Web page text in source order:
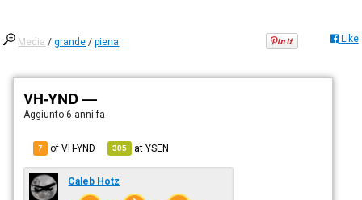
Media /grande /piena Like
VH-YND —
Aggiunto6 anni fa
7 of VH-YND 305 atYSEN
Caleb Hotz